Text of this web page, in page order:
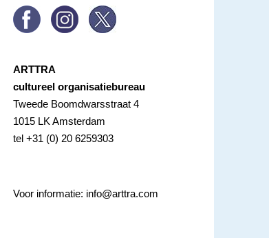
ARTTRA
cultureel organisatiebureau
Tweede Boomdwarsstraat 4
1015 LK Amsterdam
tel +31 (0) 20 6259303
Voor informatie: info@arttra.com